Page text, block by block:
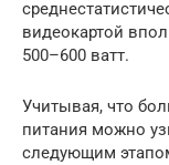
видеокартой
500–600 ватт.
Учитывая, что
питания можно
следующим